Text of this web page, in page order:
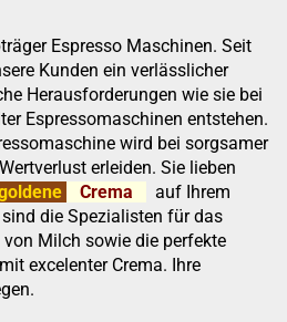
Espresso Maschinen. Seit
Kunden ein verlässlicher
Herausforderungen wie sie bei
Espressomaschinen entstehen.
wird bei sorgsamer
erleiden. Sie lieben
Crema
auf Ihrem
die Spezialisten für das
Milch sowie die perfekte
excelenter Crema. Ihre